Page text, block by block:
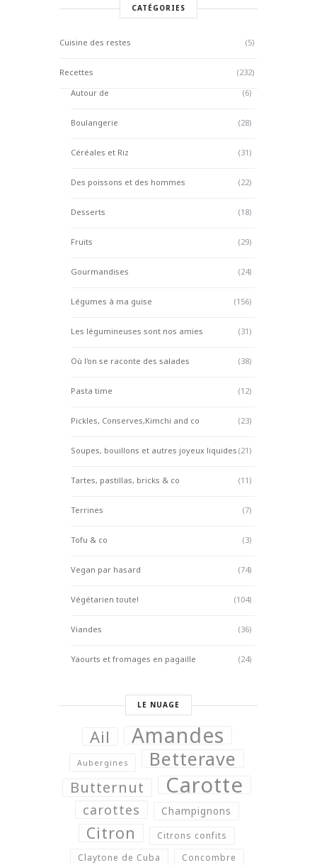
CATÉGORIES
Cuisine des restes (5)
Recettes
(232)
Autour de
(6)
Boulangerie (28)
Céréales et Riz (31)
Des poissons et des hommes (22)
Desserts (18)
Fruits (29)
Gourmandises (24)
Légumes à ma guise (156)
Les légumineuses sont nos amies (31)
Où l'on se raconte des salades (38)
Pasta time (12)
Pickles, Conserves,Kimchi and co (23)
Soupes, bouillons et autres joyeux liquides (21)
Tartes, pastillas, bricks & co (11)
Terrines (7)
Tofu & co (3)
Vegan par hasard (74)
Végétarien toute! (104)
Viandes (36)
Yaourts et fromages en pagaille (24)
LE NUAGE
Ail Amandes
Aubergines Betterave
Butternut Carotte
carottes Champignons
Citron
Citrons confits
Claytone de Cuba
Concombre